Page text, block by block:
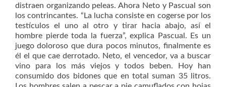
distraen organizando peleas. Ahora Neto y Pascual son
los contrincantes. “La lucha consiste en cogerse por los
testículos el uno al otro y tirar hacia abajo, así el
hombre pierde toda la fuerza”, explica Pascual. Es un
juego doloroso que dura pocos minutos, finalmente es
él el que cae derrotado. Neto, el vencedor, va a buscar
vino para los más viejos y todos beben. Hoy han
consumido dos bidones que en total suman 35 litros.